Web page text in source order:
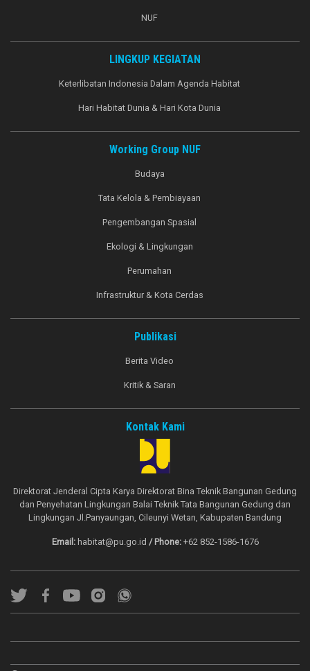
NUF
LINGKUP KEGIATAN
Keterlibatan Indonesia Dalam Agenda Habitat
Hari Habitat Dunia & Hari Kota Dunia
Working Group NUF
Budaya
Tata Kelola & Pembiayaan
Pengembangan Spasial
Ekologi & Lingkungan
Perumahan
Infrastruktur & Kota Cerdas
Publikasi
Berita Video
Kritik & Saran
Kontak Kami
Direktorat Jenderal Cipta Karya Direktorat Bina Teknik Bangunan Gedung
dan Penyehatan Lingkungan Balai Teknik Tata Bangunan Gedung dan
Lingkungan Jl.Panyaungan, Cileunyi Wetan, Kabupaten Bandung
Email: habitat@pu.go.id / Phone: +62 852-1586-1676